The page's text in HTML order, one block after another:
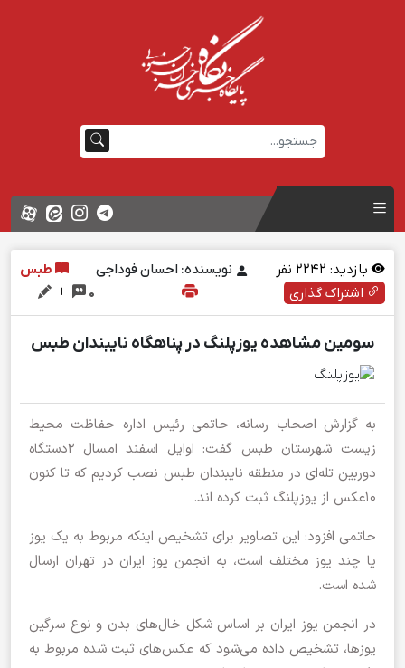
بازدید: نفر نویسنده: احسان فوداجی
طبس
اشتراک گذاری
0
سومین مشاهده یوزپلنگ در پناهگاه نایبندان طبس
به گزارش اصحاب رسانه، حاتمی رئیس اداره حفاظت محیط
زیست شهرستان طبس گفت: اوایل اسفند امسال ۲دستگاه
دوربین تله‌ای در منطقه نایبندان طبس نصب کردیم که تا کنون
۱۰عکس از یوزپلنگ ثبت کرده اند.
حاتمی افزود: این تصاویر برای تشخیص اینکه مربوط به یک یوز
یا چند یوز مختلف است، به انجمن یوز ایران در تهران ارسال
شده است.
در انجمن یوز ایران بر اساس شکل خال‌های بدن و نوع سرگین
یوزها، تشخیص داده می‌شود که عکس‌های ثبت شده مربوط به